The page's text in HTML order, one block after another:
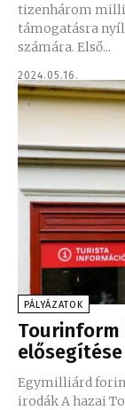
tizenhárom
támogatásra
számára. Első...
2024.05.16.
PÁLYÁZATOK
Egymilliárd
irodák A hazai Tourinform irodák infrastrukturális és